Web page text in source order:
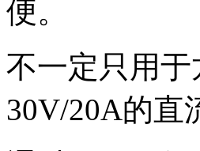
便。
不一定只用
30V/20A的直